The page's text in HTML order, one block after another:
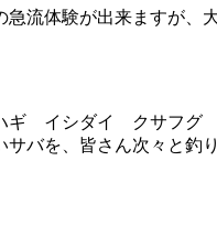
流体験が出来ますが、
シダイ クサフグ ヒョ
バを、皆さん次々と釣